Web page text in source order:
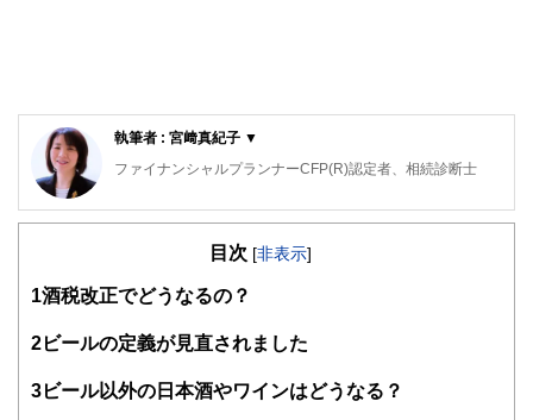
執筆者 : 宮﨑真紀子 ▼
ファイナンシャルプランナーCFP(R)認定者、相続診断士
大阪府出身。同志社大学経済学部卒業後、５年間繊維メーカ
その後、派遣社員として数社の金融機関を経てFPとして独
大きな心配事はもちろん、ちょっとした不安でも「お金」に
そんな時気軽に相談できる存在でありたい～というポリシー
個別相談・セミナー講師・執筆活動を展開中。
新聞・テレビ等のメディアにもフィールドを広げている。
目次 [非表示]
1酒税改正でどうなるの？
2ビールの定義が見直されました
3ビール以外の日本酒やワインはどうなる？